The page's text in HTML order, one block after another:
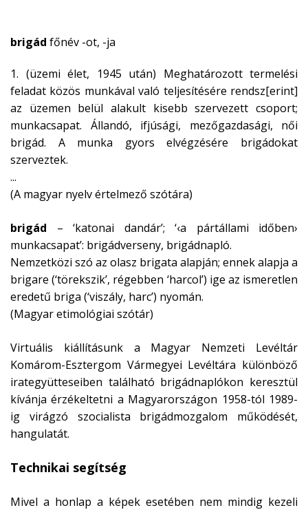
brigád főnév -ot, -ja
1. (üzemi élet, 1945 után) Meghatározott termelési
feladat közös munkával való teljesítésére rendsz[erint]
az üzemen belül alakult kisebb szervezett csoport;
munkacsapat. Állandó, ifjúsági, mezőgazdasági, női
brigád. A munka gyors elvégzésére brigádokat
szerveztek.
...
(A magyar nyelv értelmező szótára)
brigád – ‘katonai dandár’; ‘‹a pártállami időben›
munkacsapat’: brigádverseny, brigádnapló.
Nemzetközi szó az olasz brigata alapján; ennek alapja a
brigare (‘törekszik’, régebben ‘harcol’) ige az ismeretlen
eredetű briga (‘viszály, harc’) nyomán.
(Magyar etimológiai szótár)
Virtuális kiállításunk a Magyar Nemzeti Levéltár
Komárom-Esztergom Vármegyei Levéltára különböző
irategyütteseiben található brigádnaplókon keresztül
kívánja érzékeltetni a Magyarországon 1958-tól 1989-
ig virágzó szocialista brigádmozgalom működését,
hangulatát.
Technikai segítség
Mivel a honlap a képek esetében nem mindig kezeli